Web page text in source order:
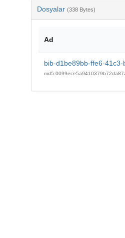
Dosyalar (338 Bytes)
Ad
bib-d1be89bb-ffe6-